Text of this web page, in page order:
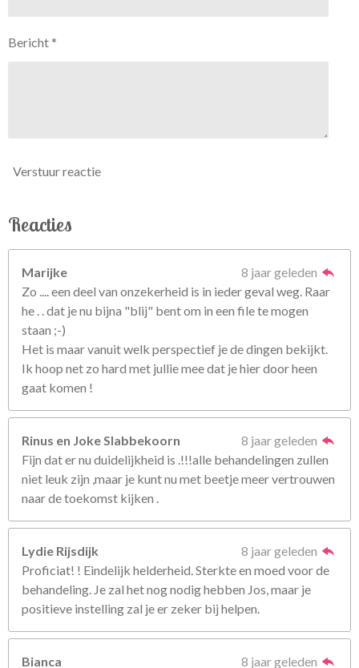
Bericht *
Verstuur reactie
Reacties
Marijke
8 jaar geleden
Zo .... een deel van onzekerheid is in ieder geval weg. Raar
he . . dat je nu bijna "blij" bent om in een file te mogen
staan ;-)
Het is maar vanuit welk perspectief je de dingen bekijkt.
Ik hoop net zo hard met jullie mee dat je hier door heen
gaat komen !
Rinus en Joke Slabbekoorn
8 jaar geleden
Fijn dat er nu duidelijkheid is .!!!alle behandelingen zullen
niet leuk zijn ,maar je kunt nu met beetje meer vertrouwen
naar de toekomst kijken .
Lydie Rijsdijk
8 jaar geleden
Proficiat! ! Eindelijk helderheid. Sterkte en moed voor de
behandeling. Je zal het nog nodig hebben Jos, maar je
positieve instelling zal je er zeker bij helpen.
Bianca 8 jaar geleden